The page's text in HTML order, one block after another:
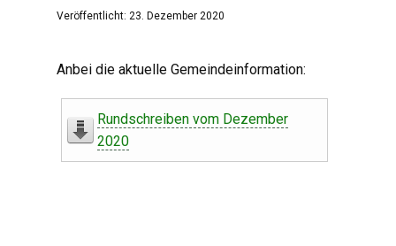
Veröffentlicht: 23. Dezember 2020
Anbei die aktuelle Gemeindeinformation:
Rundschreiben vom Dezember
2020